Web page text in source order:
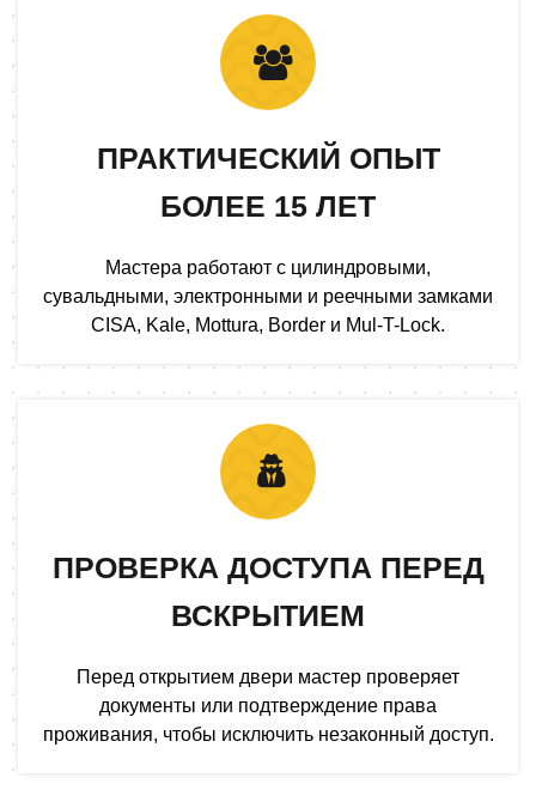
ПРАКТИЧЕСКИЙ ОПЫТ
БОЛЕЕ 15 ЛЕТ
Мастера работают с цилиндровыми,
сувальдными, электронными и реечными замками
CISA, Kale, Mottura, Border и Mul-T-Lock.
ПРОВЕРКА ДОСТУПА ПЕРЕД
ВСКРЫТИЕМ
Перед открытием двери мастер проверяет
документы или подтверждение права
проживания, чтобы исключить незаконный доступ.